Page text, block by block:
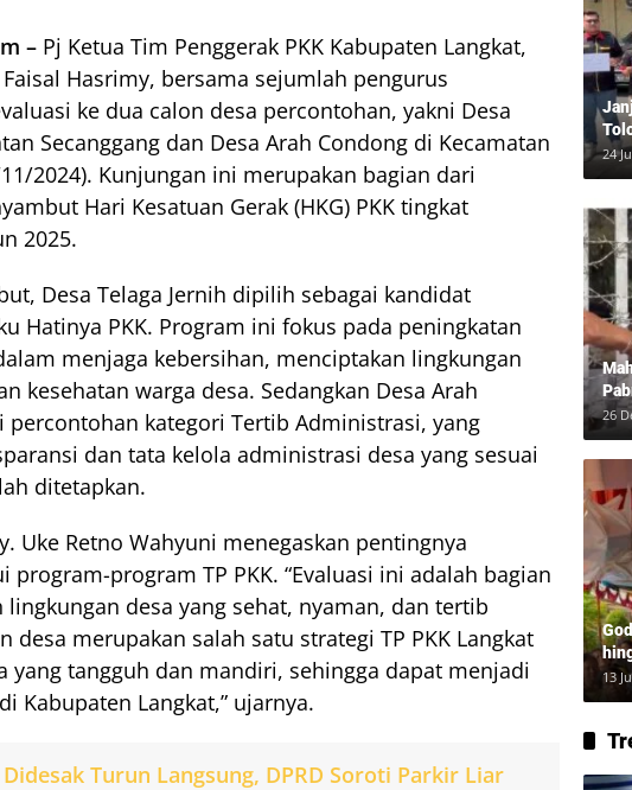
– Pj Ketua Tim Penggerak PKK Kabupaten Langkat,
Hasrimy, bersama sejumlah pengurus
ke dua calon desa percontohan, yakni Desa
Secanggang dan Desa Arah Condong di Kecamatan
2024). Kunjungan ini merupakan bagian dari
Hari Kesatuan Gerak (HKG) PKK tingkat
2025.
Desa Telaga Jernih dipilih sebagai kandidat
Hatinya PKK. Program ini fokus pada peningkatan
menjaga kebersihan, menciptakan lingkungan
kesehatan warga desa. Sedangkan Desa Arah
percontohan kategori Tertib Administrasi, yang
dan tata kelola administrasi desa yang sesuai
ditetapkan.
Uke Retno Wahyuni menegaskan pentingnya
program TP PKK. “Evaluasi ini adalah bagian
desa yang sehat, nyaman, dan tertib
desa merupakan salah satu strategi TP PKK Langkat
yang tangguh dan mandiri, sehingga dapat menjadi
Kabupaten Langkat,” ujarnya.
Didesak Turun Langsung, DPRD Soroti Parkir Liar
24
26
13